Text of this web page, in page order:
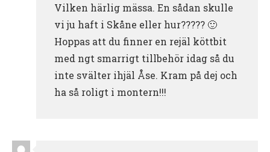
Vilken härlig mässa. En sådan skulle
vi ju haft i Skåne eller hur????? 🙂
Hoppas att du finner en rejäl köttbit
med ngt smarrigt tillbehör idag så du
inte svälter ihjäl Åse. Kram på dej och
ha så roligt i montern!!!